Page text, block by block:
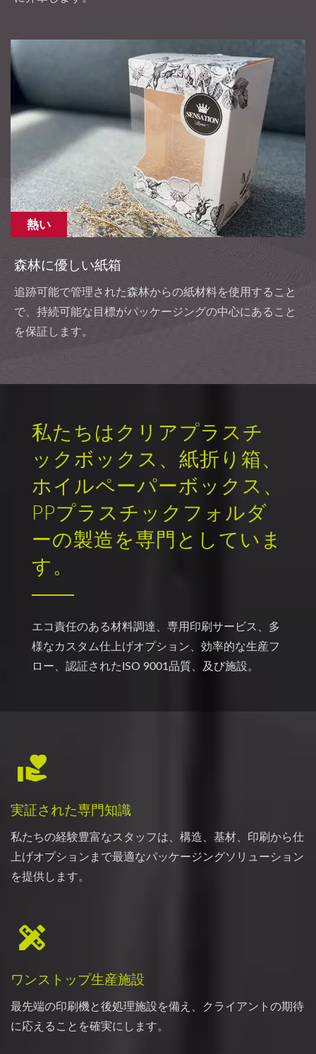
熱い
森林に優しい紙箱
追跡可能で管理された森林からの紙材料を使用すること
で、持続可能な目標がパッケージングの中心にあること
を保証します。
私たちはクリアプラスチ
ックボックス、紙折り箱、
ホイルペーパーボックス、
PPプラスチックフォルダ
ーの製造を専門としていま
す。
エコ責任のある材料調達、専用印刷サービス、多
様なカスタム仕上げオプション、効率的な生産フ
ロー、認証されたISO 9001品質、及び施設。
実証された専門知識
私たちの経験豊富なスタッフは、構造、基材、印刷から仕
上げオプションまで最適なパッケージングソリューション
を提供します。
ワンストップ生産施設
最先端の印刷機と後処理施設を備え、クライアントの期待
に応えることを確実にします。